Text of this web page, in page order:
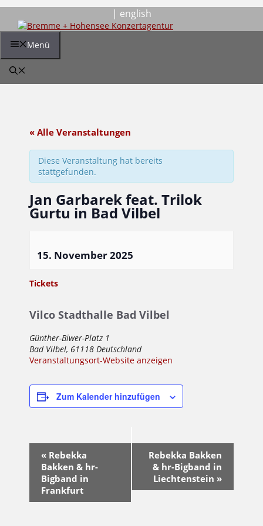
Inhalt
springen
| english
Menü
« Alle Veranstaltungen
Diese Veranstaltung hat bereits
stattgefunden.
Jan Garbarek feat. Trilok
Gurtu in Bad Vilbel
15. November 2025
Tickets
Vilco Stadthalle Bad Vilbel
Günther-Biwer-Platz 1
Bad Vilbel, 61118 Deutschland
Veranstaltungsort-Website anzeigen
Zum Kalender hinzufügen
Veranstaltung-
Navigation
« Rebekka
Bakken & hr-
Bigband in
Frankfurt
Rebekka Bakken
& hr-Bigband in
Liechtenstein »